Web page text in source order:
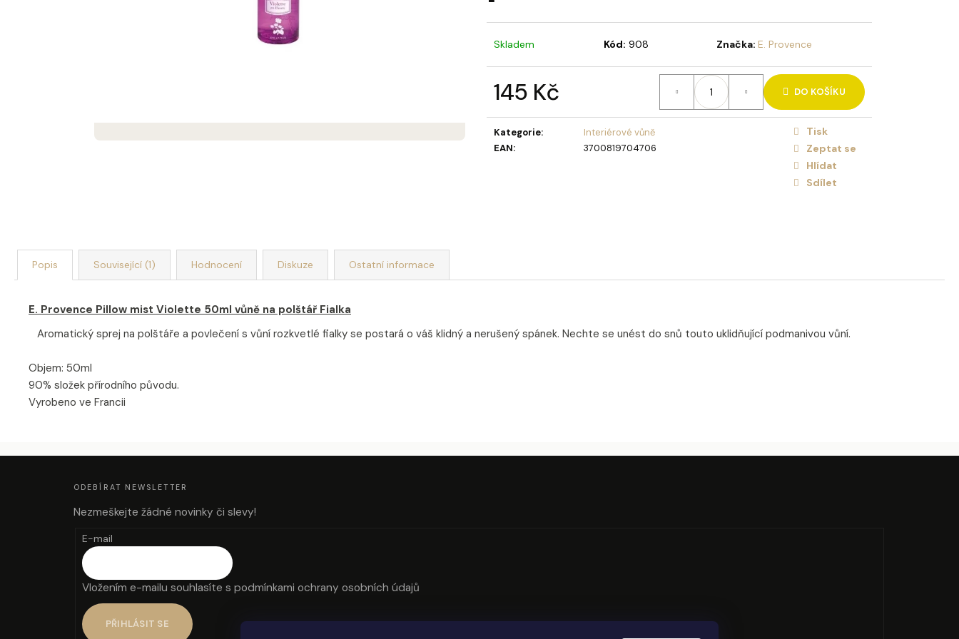
Skladem Kód: 908 Značka: E. Provence
145 Kč DO KOŠÍKU
Kategorie:
Interiérové vůně
EAN: 3700819704706
Tisk
Zeptat se
Hlídat
Sdílet
Popis Související (1) Hodnocení Diskuze Ostatní informace
E. Provence Pillow mist Violette 50ml vůně na polštář Fialka
Aromatický sprej na polštáře a povlečení s vůní rozkvetlé fialky se postará o váš klidný a nerušený spánek. Nechte se unést do snů touto uklidňující podmanivou vůní.
Objem: 50ml
90% složek přírodního původu.
Vyrobeno ve Francii
DEKORACE MÝDLOVÁ KYTICE ROMANCE
NAVŽDY SLUNEČNICE
Z
ODEBÍRAT NEWSLETTER
Nezmeškejte žádné novinky či slevy!
E-mail
Vložením e-mailu souhlasíte s podmínkami ochrany osobních údajů
PŘIHLÁSIT SE